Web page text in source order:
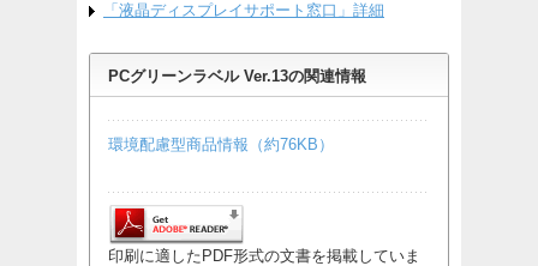
「液晶ディスプレイサポート窓口」詳細
PCグリーンラベル Ver.13の関連情報
環境配慮型商品情報（約76KB）
印刷に適したPDF形式の文書を掲載していま